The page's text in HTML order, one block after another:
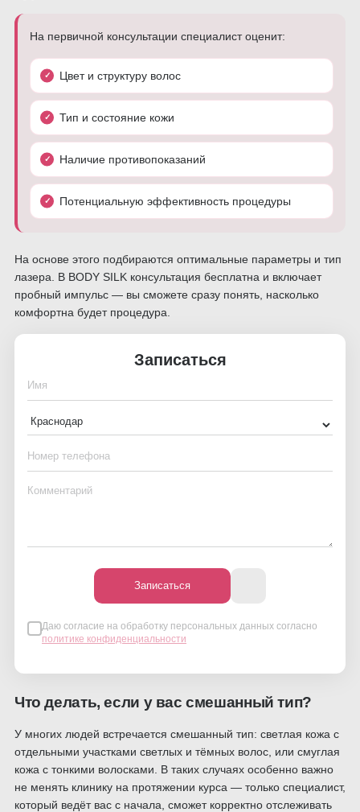
На первичной консультации специалист оценит:
Цвет и структуру волос
Тип и состояние кожи
Наличие противопоказаний
Потенциальную эффективность процедуры
На основе этого подбираются оптимальные параметры и тип
лазера. В BODY SILK консультация бесплатна и включает
пробный импульс — вы сможете сразу понять, насколько
комфортна будет процедура.
Записаться
Записаться
Даю согласие на обработку персональных данных согласно
политике конфиденциальности
Что делать, если у вас смешанный тип?
У многих людей встречается смешанный тип: светлая кожа с
отдельными участками светлых и тёмных волос, или смуглая
кожа с тонкими волосками. В таких случаях особенно важно
не менять клинику на протяжении курса — только специалист,
который ведёт вас с начала, сможет корректно отслеживать